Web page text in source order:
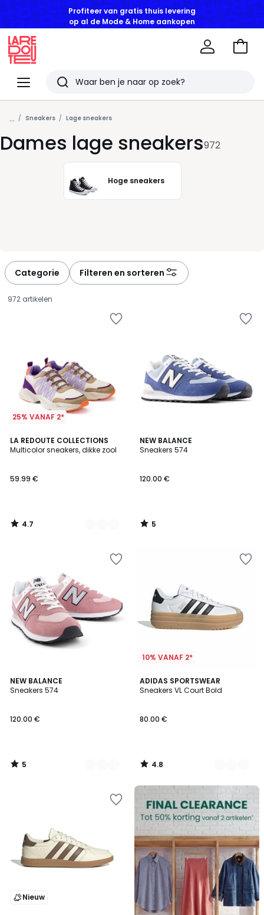
GOEDE DEALS | Tot -50% korting vanaf 2 artikelen*
Menu
Redoute
Zoeken
Laatst
bekeken
artikelen
Naar
... Sneakers Lage sneakers
Dames lage sneakers972
Hoge sneakers
Categorie Filteren en sorteren
972 artikelen
25% VANAF 2*
LA REDOUTE COLLECTIONS
Multicolor sneakers, dikke zool
€.
59.99 €
4.7
/ 5
2
Kleuren
4.7
/
NEW BALANCE
Sneakers 574
120.00 €
5
/
5
/
NEW BALANCE
Sneakers 574
120.00 €
5
/
2
Kleuren
5
/
10% VANAF 2*
ADIDAS SPORTSWEAR
Sneakers VL Court Bold
80.00 €
4.8
/ 5
4
Kleuren
4.8
/
Nieuw
FINAL
CLEARANCE